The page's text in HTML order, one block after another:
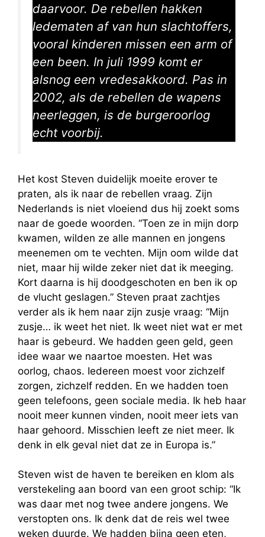
daarvoor. De rebellen hakken
ledematen af van hun slachtoffers,
vooral kinderen missen een arm of
een been. In juli 1999 komt er
alsnog een vredesakkoord. Pas in
2002, als de rebellen de wapens
neerleggen, is de burgeroorlog
echt voorbij.
Het kost Steven duidelijk moeite erover te
praten, als ik naar de rebellen vraag. Zijn
Nederlands is niet vloeiend dus hij zoekt soms
naar de goede woorden. “Toen ze in mijn dorp
kwamen, wilden ze alle mannen en jongens
meenemen om te vechten. Mijn oom wilde dat
niet, maar hij wilde zeker niet dat ik meeging.
Kort daarna is hij doodgeschoten en ben ik op
de vlucht geslagen.” Steven praat zachtjes
verder als ik hem naar zijn zusje vraag: “Mijn
zusje… ik weet het niet. Ik weet niet wat er met
haar is gebeurd. We hadden geen geld, geen
idee waar we naartoe moesten. Het was
oorlog, chaos. Iedereen moest voor zichzelf
zorgen, zichzelf redden. En we hadden toen
geen telefoons, geen sociale media. Ik heb haar
nooit meer kunnen vinden, nooit meer iets van
haar gehoord. Misschien leeft ze niet meer. Ik
denk in elk geval niet dat ze in Europa is.”
Steven wist de haven te bereiken en klom als
verstekeling aan boord van een groot schip: “Ik
was daar met nog twee andere jongens. We
verstopten ons. Ik denk dat de reis wel twee
weken duurde. We hadden bijna geen eten,